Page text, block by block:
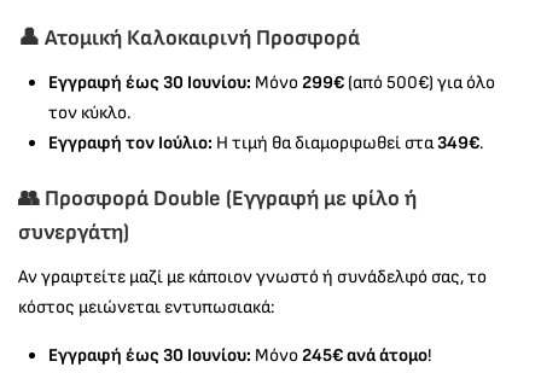
👤 Ατομική Καλοκαιρινή Προσφορά
Εγγραφή έως 30 Ιουνίου: Μόνο299€ (από 500€) για όλο
τον κύκλο.
Εγγραφή τον Ιούλιο: Η τιμή θα διαμορφωθεί στα349€.
👥 Προσφορά Double (Εγγραφή με φίλο ή
συνεργάτη)
Αν γραφτείτε μαζί με κάποιον γνωστό ή συνάδελφό σας, το
κόστος μειώνεται εντυπωσιακά:
Εγγραφή έως 30 Ιουνίου: Μόνο245€ ανά άτομο!